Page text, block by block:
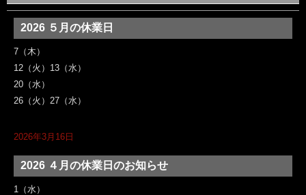
2026 ５月の休業日
7（木）
12（火）13（水）
20（水）
26（火）27（水）
2026年3月16日
2026 ４月の休業日のお知らせ
1（水）